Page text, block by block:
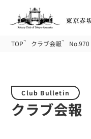
TOP クラブ会報 No.970
Club Bulletin
クラブ会報